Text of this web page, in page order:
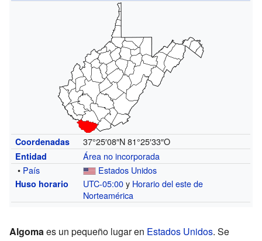
Coordenadas 37°25′08″N 81°25′33″O
Entidad
Área no incorporada
• País Estados Unidos
Huso horario UTC-05:00y Horario del este de
Norteamérica
Algomaes un pequeño lugar en Estados Unidos. Se